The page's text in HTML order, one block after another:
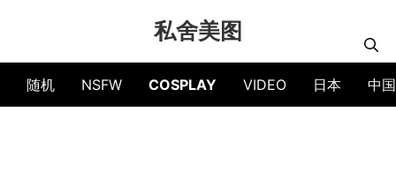
私舍美图
随机 NSFW COSPLAY VIDEO 日本 中国